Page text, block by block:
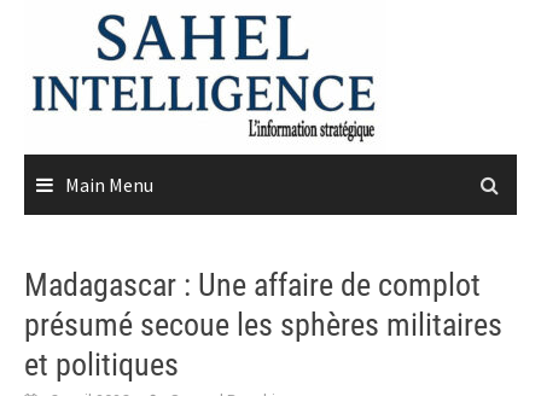
content
Main Menu
Madagascar : Une affaire de complot
présumé secoue les sphères militaires
et politiques